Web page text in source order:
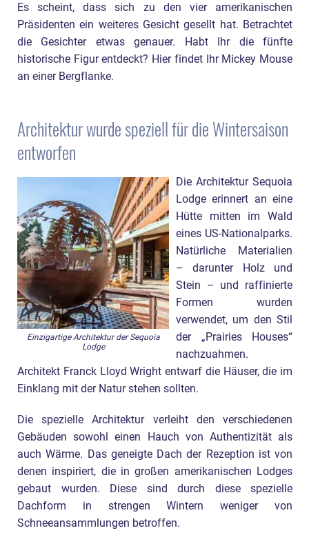
Es scheint, dass sich zu den vier amerikanischen
Präsidenten ein weiteres Gesicht gesellt hat. Betrachtet
die Gesichter etwas genauer. Habt Ihr die fünfte
historische Figur entdeckt? Hier findet Ihr Mickey Mouse
an einer Bergflanke.
Architektur wurde speziell für die Wintersaison
entworfen
Einzigartige Architektur der Sequoia
Lodge
Die Architektur Sequoia
Lodge erinnert an eine
Hütte mitten im Wald
eines US-Nationalparks.
Natürliche Materialien
– darunter Holz und
Stein – und raffinierte
Formen wurden
verwendet, um den Stil
der „Prairies Houses“
nachzuahmen.
Architekt Franck Lloyd Wright entwarf die Häuser, die im
Einklang mit der Natur stehen sollten.
Die spezielle Architektur verleiht den verschiedenen
Gebäuden sowohl einen Hauch von Authentizität als
auch Wärme. Das geneigte Dach der Rezeption ist von
denen inspiriert, die in großen amerikanischen Lodges
gebaut wurden. Diese sind durch diese spezielle
Dachform in strengen Wintern weniger von
Schneeansammlungen betroffen.